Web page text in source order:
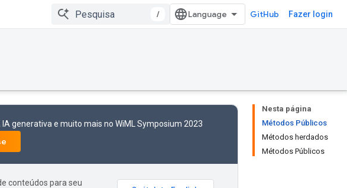
/ GitHub Fazer login
Nesta página
Métodos Públicos
Métodos herdados
Métodos Públicos
generativa e muito mais no WiML Symposium 2023
conteúdos para seu